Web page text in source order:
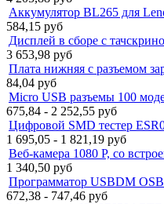
Аккумулятор BL265 для
584,15 руб
Дисплей в сборе с
3 653,98 руб
Плата нижняя с разъемом
84,04 руб
Micro USB разъемы 100
675,84 - 2 252,55 руб
Цифровой SMD тестер
1 695,05 - 1 821,19 руб
Веб-камера 1080 P, со
1 340,50 руб
Программатор USBDM
672,38 - 747,46 руб